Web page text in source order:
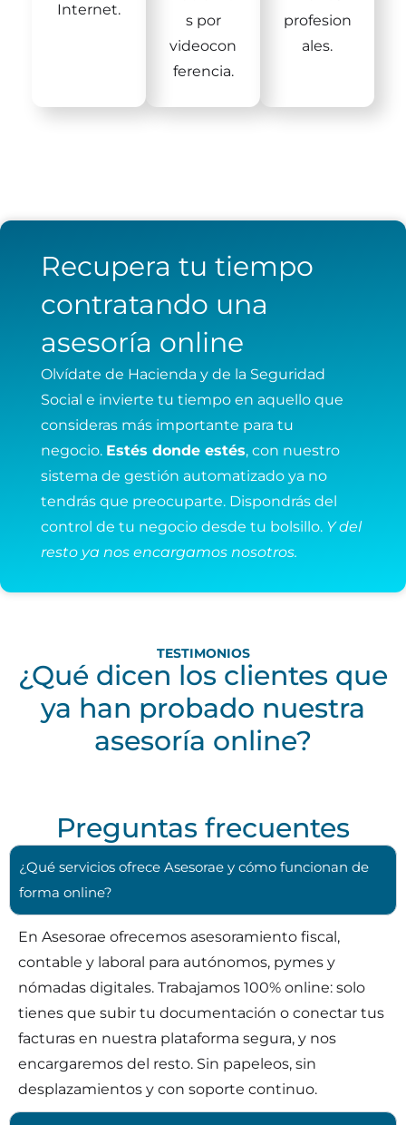
Internet.
s por
videocon
ferencia.
profesion
ales.
Recupera tu tiempo
contratando una
asesoría online
Olvídate de Hacienda y de la Seguridad
Social e invierte tu tiempo en aquello que
consideras más importante para tu
negocio. Estés donde estés, con nuestro
sistema de gestión automatizado ya no
tendrás que preocuparte. Dispondrás del
control de tu negocio desde tu bolsillo. Y del
resto ya nos encargamos nosotros.
TESTIMONIOS
¿Qué dicen los clientes que
ya han probado nuestra
asesoría online?
Preguntas frecuentes
¿Qué servicios ofrece Asesorae y cómo funcionan de
forma online?
En Asesorae ofrecemos asesoramiento fiscal,
contable y laboral para autónomos, pymes y
nómadas digitales. Trabajamos 100% online: solo
tienes que subir tu documentación o conectar tus
facturas en nuestra plataforma segura, y nos
encargaremos del resto. Sin papeleos, sin
desplazamientos y con soporte continuo.